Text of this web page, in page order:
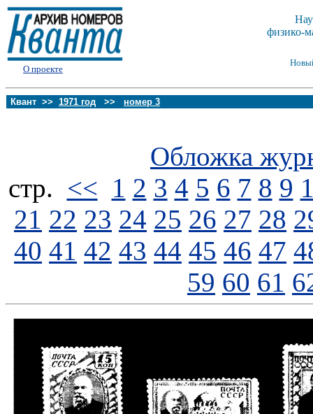
О проекте
физико-
Квант >> 1971 год >> номер 3
Обложка
стp. << 1 2 3 4 5 6 7 8 9
21 22 23 24 25 26 27 28
40 41 42 43 44 45 46 47
59 60 61